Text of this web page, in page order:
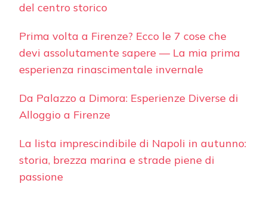
del centro storico
Prima volta a Firenze? Ecco le 7 cose che
devi assolutamente sapere — La mia prima
esperienza rinascimentale invernale
Da Palazzo a Dimora: Esperienze Diverse di
Alloggio a Firenze
La lista imprescindibile di Napoli in autunno:
storia, brezza marina e strade piene di
passione